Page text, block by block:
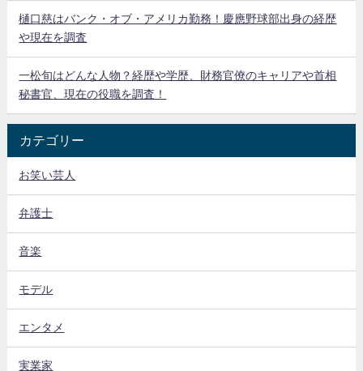
樋口慈はバンク・オブ・アメリカ勤務！慶應野球部出身の経歴
や現在を調査
一松旬はどんな人物？経歴や学歴、財務官僚のキャリアや首相
秘書官、現在の役職を調査！
カテゴリー
お笑い芸人
弁護士
音楽
モデル
エンタメ
実業家